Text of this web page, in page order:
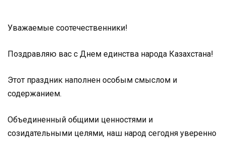
Уважаемые соотечественники!
Поздравляю вас с Днем единства народа Казахстана!
Этот праздник наполнен особым смыслом и
содержанием.
Объединенный общими ценностями и
созидательными целями, наш народ сегодня уверенно